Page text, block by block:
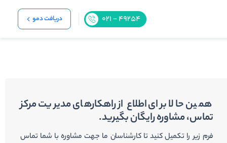
دریافت دمو
همین حالا برای اطلاع از راهکارهای مدیریت مرکز
تماس، مشاوره رایگان بگیرید.
فرم زیر را تکمیل کنید تا کارشناسان ما جهت مشاوره با شما تماس